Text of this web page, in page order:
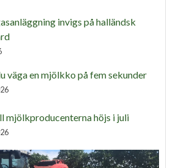
invigs på halländsk
väga en mjölkko på fem sekunder
mjölkproducenterna höjs i juli